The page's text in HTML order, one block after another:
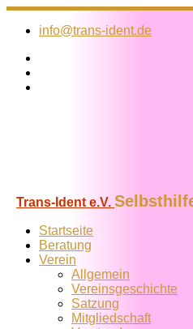
Zum
Inhalt
info@trans-ident.de
Trans-Ident e.V.
Startseite
Beratung
Verein
Allgemein
Vereins­geschichte
Satzung
Mitglied­schaft